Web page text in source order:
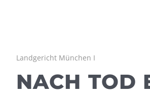
Landgericht München I
NACH TOD